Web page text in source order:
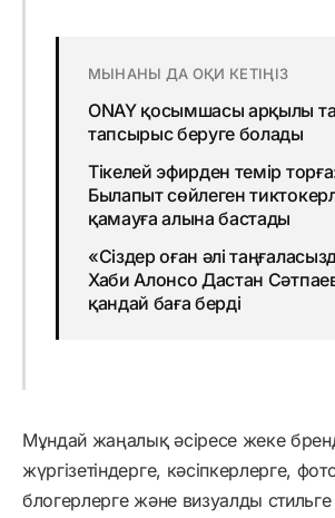
МЫНАНЫ ДА ОҚИ КЕТІҢІЗ
ONAY қосымшасы арқылы
тапсырыс беруге болады
Тікелей эфирден темір
Былапыт сөйлеген
қамауға алына бастады
«Сіздер оған әлі
Хаби Алонсо Дастан
қандай баға берді
Мұндай жаңалық әсіресе жеке
жүргізетіндерге, кәсіпкерлерге,
блогерлерге және визуалды стильге